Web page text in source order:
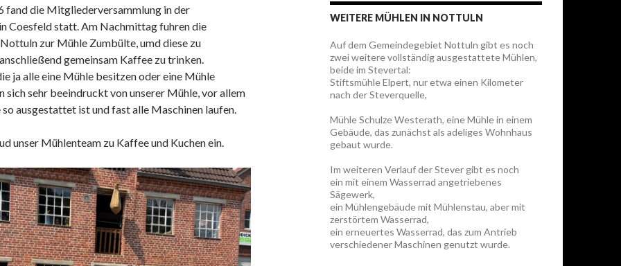
fand die Mitgliederversammlung in der
Coesfeld statt. Am Nachmittag fuhren die
zur Mühle Zumbülte, umd diese zu
gemeinsam Kaffee zu trinken.
ja alle eine Mühle besitzen oder eine Mühle
sich sehr beeindruckt von unserer Mühle, vor allem
so ausgestattet ist und fast alle Maschinen laufen.
unser Mühlenteam zu Kaffee und Kuchen ein.
WEITERE MÜHLEN IN NOTTULN
Auf dem Gemeindegebiet Nottuln gibt es noch
zwei weitere vollständig ausgestattete Mühlen,
beide im Stevertal:
Stiftsmühle Elpert, nur etwa einen Kilometer
nach der Steverquelle,
Mühle Schulze Westerath, eine Mühle in einem
Gebäude, das zunächst als adeliges Wohnhaus
gebaut wurde.
Im weiteren Verlauf der Stever gibt es noch
ein mit einem Wasserrad angetriebenes
Sägewerk,
ein Mühlengebäude mit Mühlenstau, aber mit
zerstörtem Wasserrad,
ein erneuertes Wasserrad, das zum Antrieb
verschiedener Maschinen genutzt wurde.